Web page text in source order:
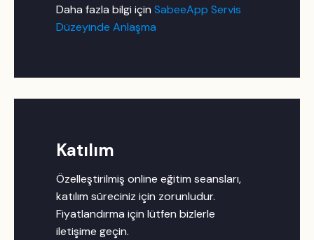
Daha fazla bilgi için SabeeApp Servis
Düzeyinde Anlaşma
Katılım
Özelleştirilmiş online eğitim seansları,
katılım süreciniz için zorunludur.
Fiyatlandırma için lütfen bizlerle
iletişime geçin.